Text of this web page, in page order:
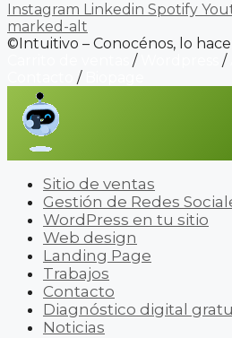
Instagram Linkedin Spotify
marked-alt
©Intuitivo – Conocénos, lo
/ /
/
Sitio de ventas
Gestión de Redes
WordPress en tu sitio
Web design
Landing Page
Trabajos
Contacto
Diagnóstico digital
Noticias